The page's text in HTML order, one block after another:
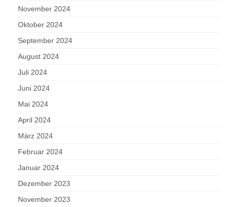
November 2024
Oktober 2024
September 2024
August 2024
Juli 2024
Juni 2024
Mai 2024
April 2024
März 2024
Februar 2024
Januar 2024
Dezember 2023
November 2023